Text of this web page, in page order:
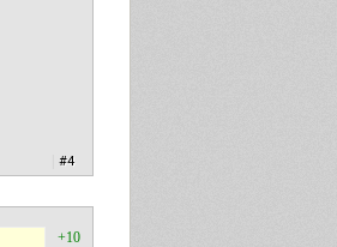
#4
+10